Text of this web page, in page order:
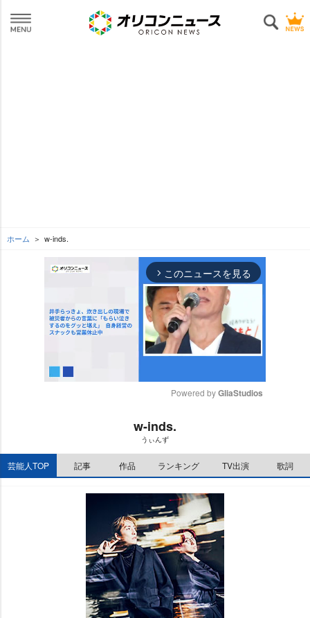
ホーム w-inds.
arrow_forward_ios このニュースを見る
e
Powered by GliaStudios
w-inds.
うぃんず
芸能人TOP 記事 作品 ランキング TV出演 歌詞